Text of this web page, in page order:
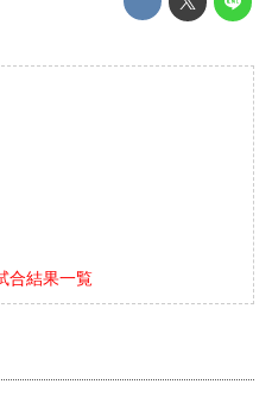
合結果一覧